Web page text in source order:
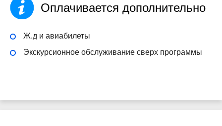
Оплачивается дополнительно
Ж.д и авиабилеты
Экскурсионное обслуживание сверх программы